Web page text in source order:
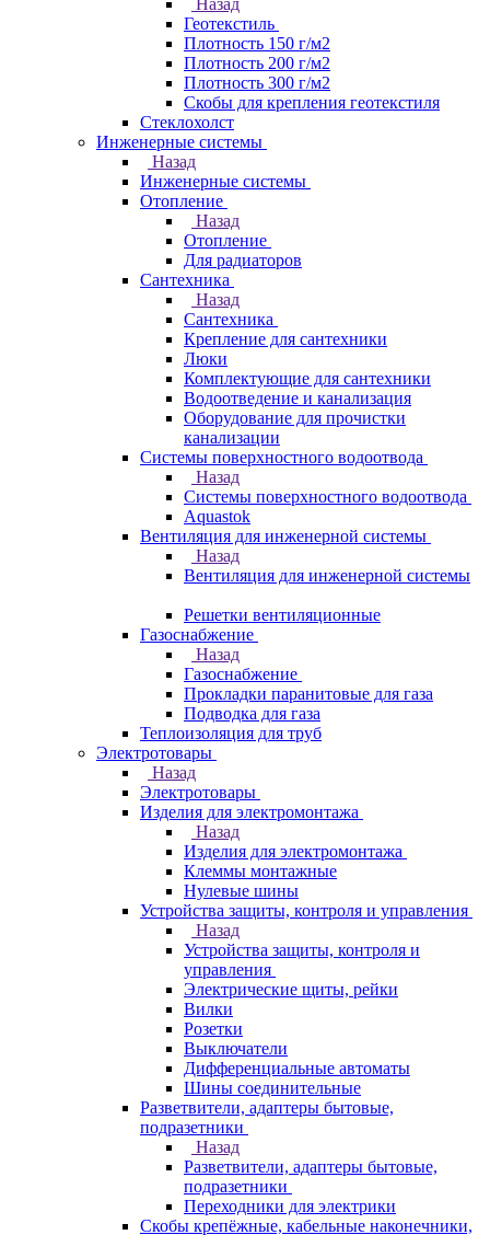
Назад
Геотекстиль
Плотность 150 г/м2
Плотность 200 г/м2
Плотность 300 г/м2
Скобы для крепления геотекстиля
Стеклохолст
Инженерные системы
Назад
Инженерные системы
Отопление
Назад
Отопление
Для радиаторов
Сантехника
Назад
Сантехника
Крепление для сантехники
Люки
Комплектующие для сантехники
Водоотведение и канализация
Оборудование для прочистки
канализации
Системы поверхностного водоотвода
Назад
Системы поверхностного водоотвода
Aquastok
Вентиляция для инженерной системы
Назад
Вентиляция для инженерной системы
Решетки вентиляционные
Газоснабжение
Назад
Газоснабжение
Прокладки паранитовые для газа
Подводка для газа
Теплоизоляция для труб
Электротовары
Назад
Электротовары
Изделия для электромонтажа
Назад
Изделия для электромонтажа
Клеммы монтажные
Нулевые шины
Устройства защиты, контроля и управления
Назад
Устройства защиты, контроля и
управления
Электрические щиты, рейки
Вилки
Розетки
Выключатели
Дифференциальные автоматы
Шины соединительные
Разветвители, адаптеры бытовые,
подразетники
Назад
Разветвители, адаптеры бытовые,
подразетники
Переходники для электрики
Скобы крепёжные, кабельные наконечники,